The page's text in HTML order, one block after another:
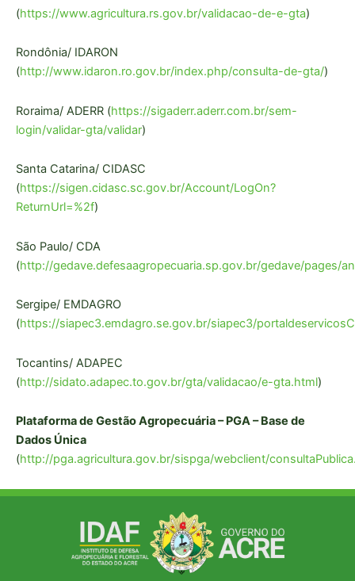
(https://www.agricultura.rs.gov.br/validacao-de-e-gta)
Rondônia/ IDARON
(http://www.idaron.ro.gov.br/index.php/consulta-de-gta/)
Roraima/ ADERR (https://sigaderr.aderr.com.br/sem-
login/validar-gta/validar)
Santa Catarina/ CIDASC
(https://sigen.cidasc.sc.gov.br/Account/LogOn?
ReturnUrl=%2f)
São Paulo/ CDA
(http://gedave.defesaagropecuaria.sp.gov.br/gedave/pages/
Sergipe/ EMDAGRO
(https://siapec3.emdagro.se.gov.br/siapec3/
Tocantins/ ADAPEC
(http://sidato.adapec.to.gov.br/gta/validacao/e-gta.html)
Plataforma de Gestão Agropecuária – PGA – Base de
Dados Única
(http://pga.agricultura.gov.br/sispga/webclient/